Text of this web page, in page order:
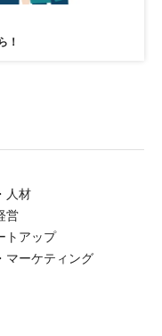
！
人材
営
トアップ
マーケティング